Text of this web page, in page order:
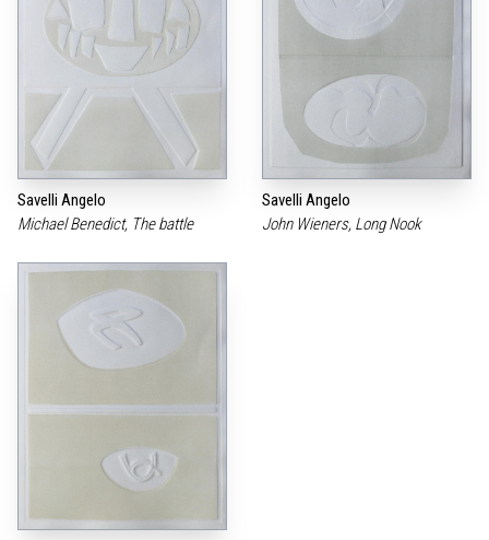
Savelli Angelo
Michael Benedict, The battle
Savelli Angelo
John Wieners, Long Nook